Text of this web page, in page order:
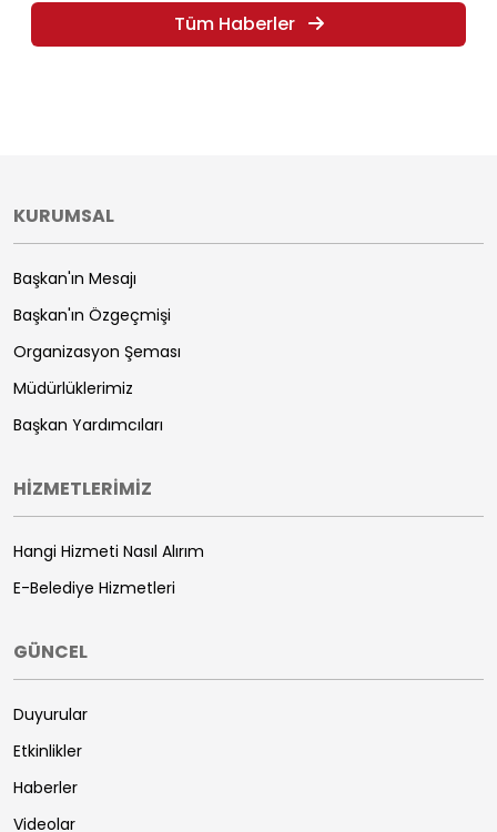
Tüm Haberler
KURUMSAL
Başkan'ın Mesajı
Başkan'ın Özgeçmişi
Organizasyon Şeması
Müdürlüklerimiz
Başkan Yardımcıları
HİZMETLERİMİZ
Hangi Hizmeti Nasıl Alırım
E-Belediye Hizmetleri
GÜNCEL
Duyurular
Etkinlikler
Haberler
Videolar